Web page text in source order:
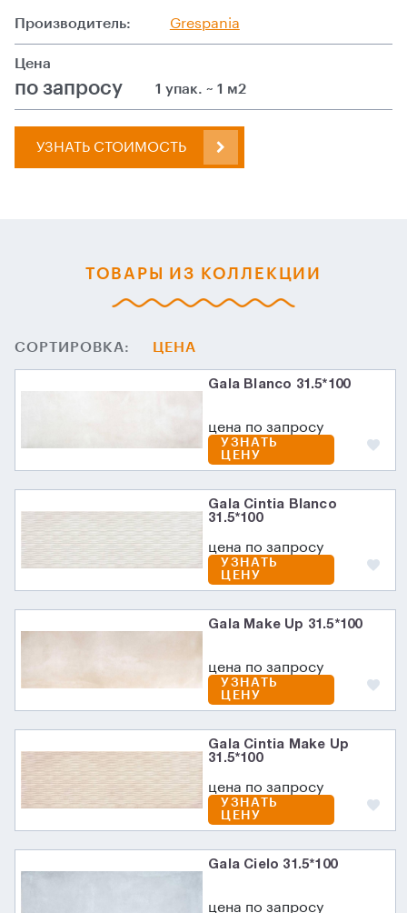
Производитель: Grespania
Цена
по запросу 1 упак. ~ 1 м2
УЗНАТЬ СТОИМОСТЬ
ТОВАРЫ ИЗ КОЛЛЕКЦИИ
СОРТИРОВКА: ЦЕНА
Gala Blanco 31.5*100
цена по запросу
УЗНАТЬ
ЦЕНУ
Gala Cintia Blanco
31.5*100
цена по запросу
УЗНАТЬ
ЦЕНУ
Gala Make Up 31.5*100
цена по запросу
УЗНАТЬ
ЦЕНУ
Gala Cintia Make Up
31.5*100
цена по запросу
УЗНАТЬ
ЦЕНУ
Gala Cielo 31.5*100
цена по запросу